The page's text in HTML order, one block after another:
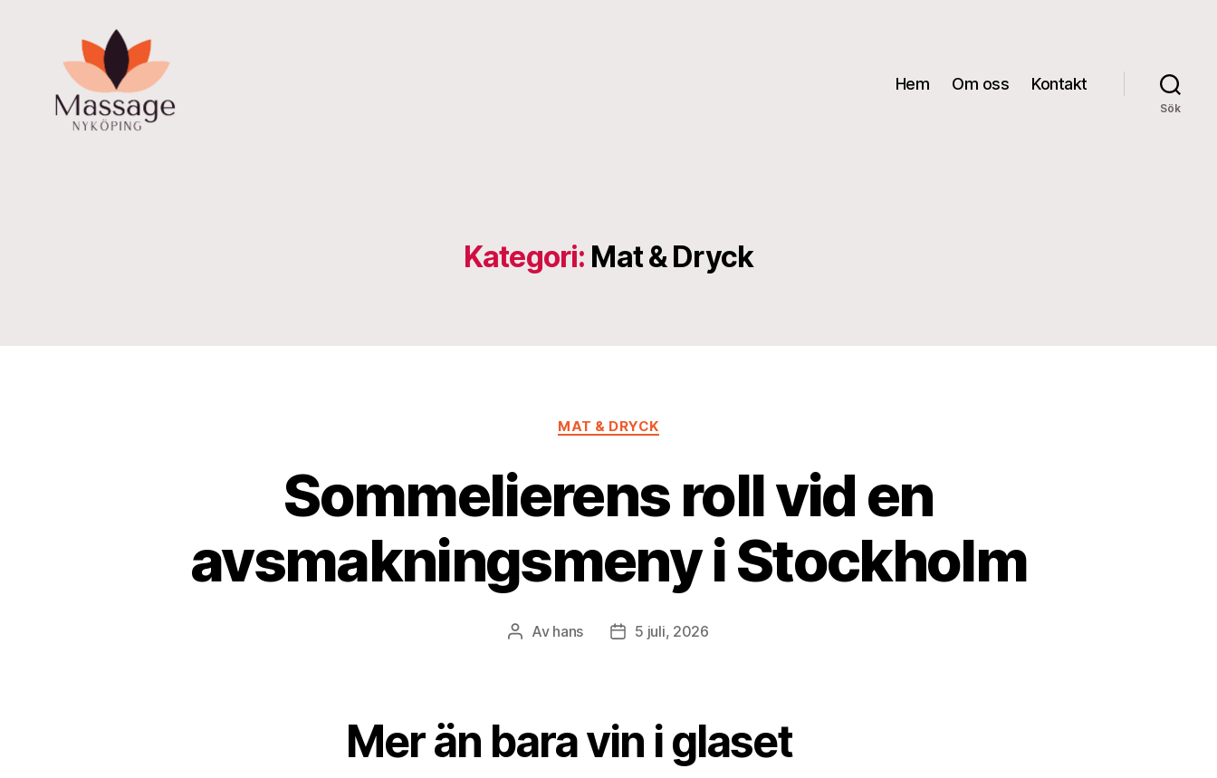
Hem Om oss Kontakt
Sök
Kategori: Mat & Dryck
Kategorier
MAT & DRYCK
Sommelierens roll vid en
avsmakningsmeny i Stockholm
Inläggsförfattare
Av hans Inläggsdatum
5 juli, 2026
Mer än bara vin i glaset